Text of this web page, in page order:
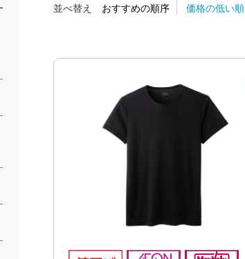
並べ替え おすすめの順序 価格の低い順